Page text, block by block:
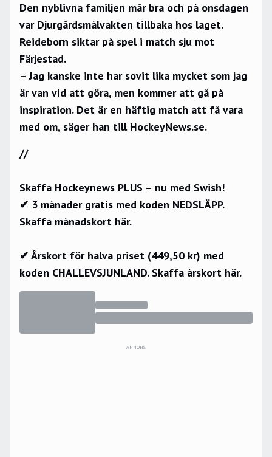
Den nyblivna familjen mår bra och på onsdagen
var Djurgårdsmålvakten tillbaka hos laget.
Reideborn siktar på spel i match sju mot
Färjestad.
– Jag kanske inte har sovit lika mycket som jag
är van vid att göra, men kommer att gå på
inspiration. Det är en häftig match att få vara
med om, säger han till HockeyNews.se.
//
Skaffa Hockeynews PLUS – nu med Swish!
✔ 3 månader gratis med koden NEDSLÄPP.
Skaffa månadskort här.
✔ Årskort för halva priset (449,50 kr) med
koden CHALLEVSJUNLAND. Skaffa årskort här.
ANNONS